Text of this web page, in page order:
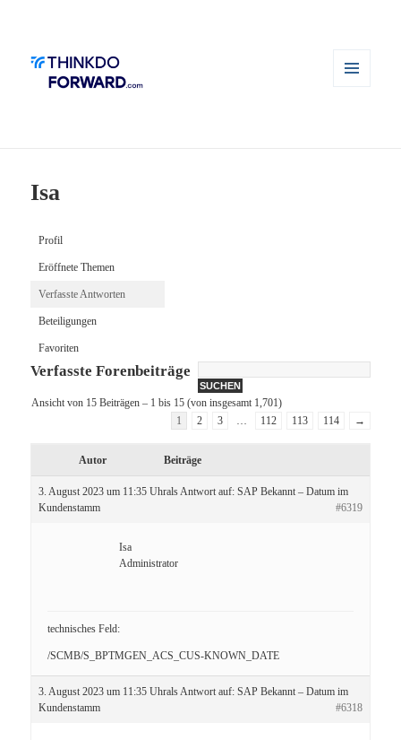
Isa
Profil
Eröffnete Themen
Verfasste Antworten
Beteiligungen
Favoriten
Verfasste Forenbeiträge
Ansicht von 15 Beiträgen – 1 bis 15 (von insgesamt 1,701)
1
2 3 … 112 113 114 →
Autor Beiträge
3. August 2023 um 11:35 Uhrals Antwort auf:SAP Bekannt – Datum im
Kundenstamm
#6319
Isa
Administrator
technisches Feld:
/SCMB/S_BPTMGEN_ACS_CUS-KNOWN_DATE
3. August 2023 um 11:35 Uhrals Antwort auf:SAP Bekannt – Datum im
Kundenstamm
#6318